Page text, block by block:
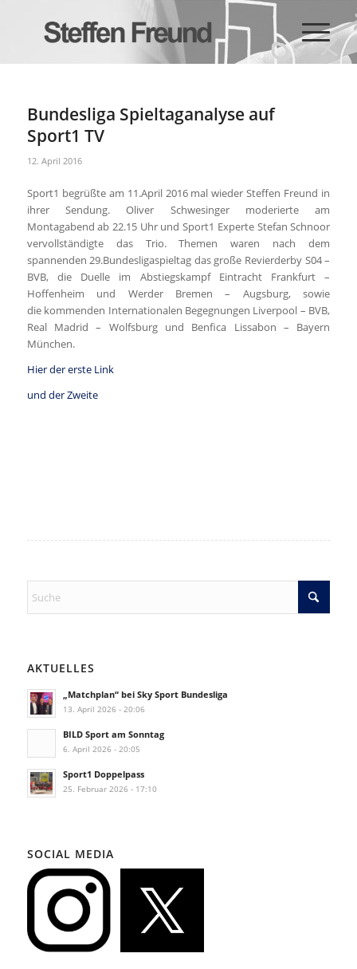
Bundesliga Spieltaganalyse auf
Sport1 TV
12. April 2016
Sport1 begrüßte am 11.April 2016 mal wieder Steffen Freund in
ihrer Sendung. Oliver Schwesinger moderierte am
Montagabend ab 22.15 Uhr und Sport1 Experte Stefan Schnoor
vervollständigte das Trio. Themen waren nach dem
spannenden 29.Bundesligaspieltag das große Revierderby S04 –
BVB, die Duelle im Abstiegskampf Eintracht Frankfurt –
Hoffenheim und Werder Bremen – Augsburg, sowie
die kommenden Internationalen Begegnungen Liverpool – BVB,
Real Madrid – Wolfsburg und Benfica Lissabon – Bayern
München.
Hier der erste Link
und der Zweite
AKTUELLES
„Matchplan“ bei Sky Sport Bundesliga
13. April 2026 - 20:06
BILD Sport am Sonntag
6. April 2026 - 20:05
Sport1 Doppelpass
25. Februar 2026 - 17:10
SOCIAL MEDIA